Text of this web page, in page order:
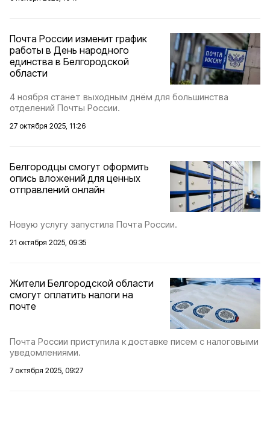
Почта России изменит график
работы в День народного
единства в Белгородской
области
4 ноября станет выходным днём для большинства
отделений Почты России.
27 октября 2025, 11:26
Белгородцы смогут оформить
опись вложений для ценных
отправлений онлайн
Новую услугу запустила Почта России.
21 октября 2025, 09:35
Жители Белгородской области
смогут оплатить налоги на
почте
Почта России приступила к доставке писем с налоговыми
уведомлениями.
7 октября 2025, 09:27